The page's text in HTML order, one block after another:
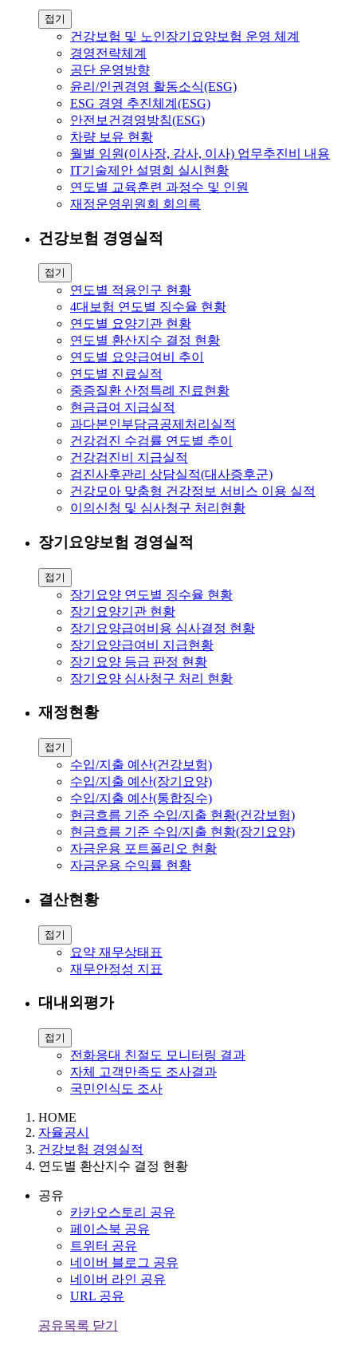
접기
건강보험 및 노인장기요양보험 운영 체계
경영전략체계
공단 운영방향
윤리/인권경영 활동소식(ESG)
ESG 경영 추진체계(ESG)
안전보건경영방침(ESG)
차량 보유 현황
월별 임원(이사장, 감사, 이사) 업무추진비 내용
IT기술제안 설명회 실시현황
연도별 교육훈련 과정수 및 인원
재정운영위원회 회의록
건강보험 경영실적
접기
연도별 적용인구 현황
4대보험 연도별 징수율 현황
연도별 요양기관 현황
연도별 환산지수 결정 현황
연도별 요양급여비 추이
연도별 진료실적
중증질환 산정특례 진료현황
현금급여 지급실적
과다본인부담금공제처리실적
건강검진 수검률 연도별 추이
건강검진비 지급실적
검진사후관리 상담실적(대사증후군)
건강모아 맞춤형 건강정보 서비스 이용 실적
이의신청 및 심사청구 처리현황
장기요양보험 경영실적
접기
장기요양 연도별 징수율 현황
장기요양기관 현황
장기요양급여비용 심사결정 현황
장기요양급여비 지급현황
장기요양 등급 판정 현황
장기요양 심사청구 처리 현황
재정현황
접기
수입/지출 예산(건강보험)
수입/지출 예산(장기요양)
수입/지출 예산(통합징수)
현금흐름 기준 수입/지출 현황(건강보험)
현금흐름 기준 수입/지출 현황(장기요양)
자금운용 포트폴리오 현황
자금운용 수익률 현황
결산현황
접기
요약 재무상태표
재무안정성 지표
대내외평가
접기
전화응대 친절도 모니터링 결과
자체 고객만족도 조사결과
국민인식도 조사
HOME
자율공시
건강보험 경영실적
연도별 환산지수 결정 현황
공유
카카오스토리 공유
페이스북 공유
트위터 공유
네이버 블로그 공유
네이버 라인 공유
URL 공유
공유목록 닫기